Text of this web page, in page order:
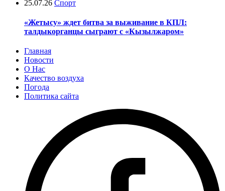
25.07.26 Спорт
«Жетысу» ждет битва за выживание в КПЛ:
талдыкорганцы сыграют с «Кызылжаром»
Главная
Новости
О Нас
Качество воздуха
Погода
Политика сайта